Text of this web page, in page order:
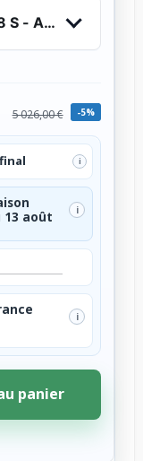
- Appareil Photo
5 026,00 € -5%
i
13 août
i
i
panier